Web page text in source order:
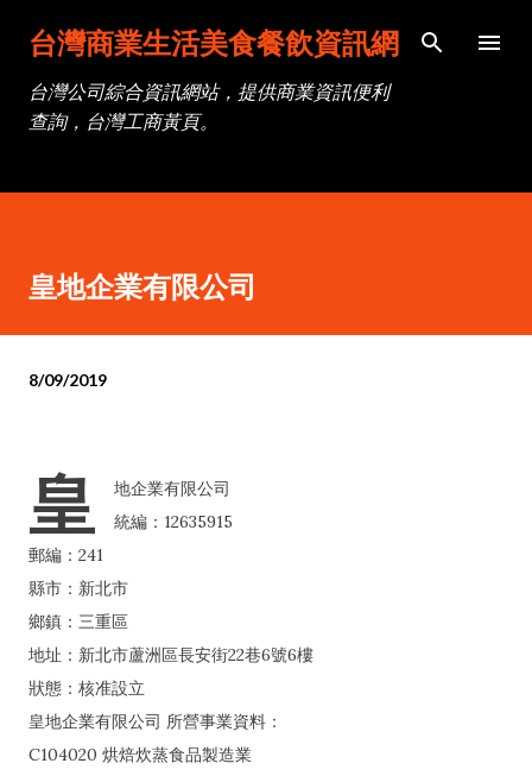
跳到主要內容
台灣商業生活美食餐飲資訊網
台灣公司綜合資訊網站，提供商業資訊便利
查詢，台灣工商黃頁。
皇地企業有限公司
8/09/2019
皇
地企業有限公司
統編：12635915
郵編：241
縣市：新北市
鄉鎮：三重區
地址：新北市蘆洲區長安街22巷6號6樓
狀態：核准設立
皇地企業有限公司 所營事業資料：
C104020 烘焙炊蒸食品製造業